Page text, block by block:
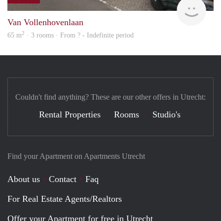
Van Vollenhovenlaan
65 m2 · 3 rooms · From ? - Indefinite period
Find your Apartment on Apartments Utrecht
About us Contact
Faq
For Real Estate Agents/Realtors
Offer your Apartment for free in Utrecht
Couldn't find anything? These are our other offers in Utrecht:
Rental Properties Rooms Studio's